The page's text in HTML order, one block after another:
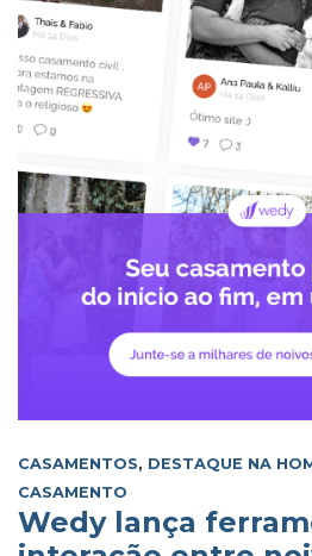
CASAMENTOS, DESTAQUE NA
CASAMENTO
Wedy lança